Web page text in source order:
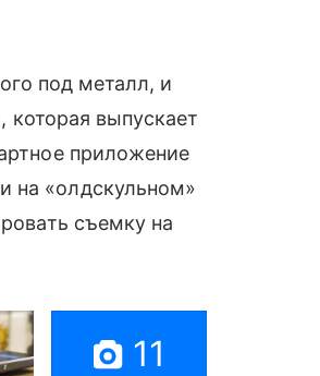
под металл, и
которая выпускает
приложение
на «олдскульном»
съемку на
11